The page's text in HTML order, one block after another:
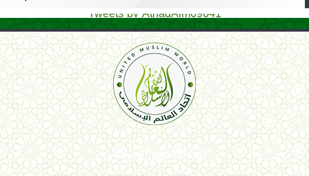
Tweets by AthadAlm69641
اتحاد العالم الإسلامي